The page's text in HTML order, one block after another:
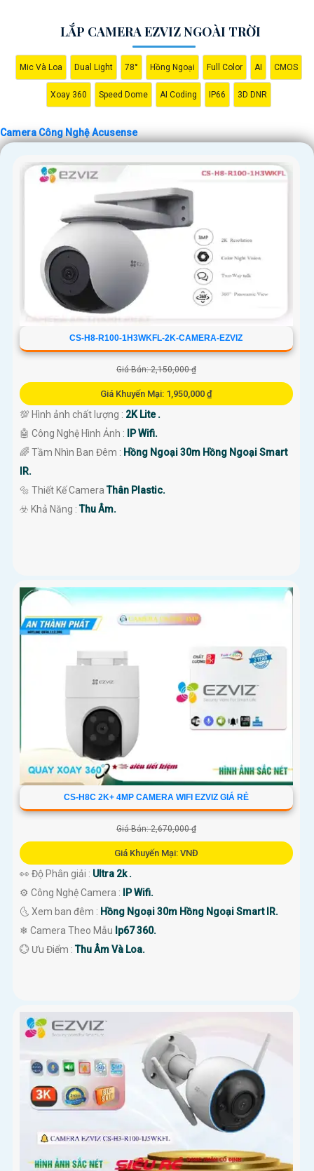
LẮP CAMERA EZVIZ NGOÀI TRỜI
Mic Và Loa Dual Light 78° Hồng Ngoại Full Color AI CMOS
Xoay 360 Speed Dome AI Coding IP66 3D DNR
Camera Công Nghệ Acusense
CS-H8-R100-1H3WKFL-2K-CAMERA-EZVIZ
Giá Bán: 2,150,000 ₫
Giá Khuyến Mại: 1,950,000 ₫
💯 Hình ảnh chất lượng : 2K Lite .
🤖️ Công Nghệ Hình Ảnh : IP Wifi.
🌈 Tầm Nhìn Ban Đêm : Hồng Ngoại 30m Hồng Ngoại Smart
IR.
🔩 Thiết Kế CameraThân Plastic.
️☣️ Khả Năng :Thu Âm.
CS-H8C 2K+ 4MP CAMERA WIFI EZVIZ GIÁ RẺ
Giá Bán: 2,670,000 ₫
Giá Khuyến Mại: VNĐ
👀 Độ Phân giải : Ultra 2k .
⚙ Công Nghệ Camera :
IP Wifi.
🌜 Xem ban đêm : Hồng Ngoại 30m Hồng Ngoại Smart IR.
❄ Camera Theo Mẫu Ip67 360.
️💮 Ưu Điểm :Thu Âm Và Loa.